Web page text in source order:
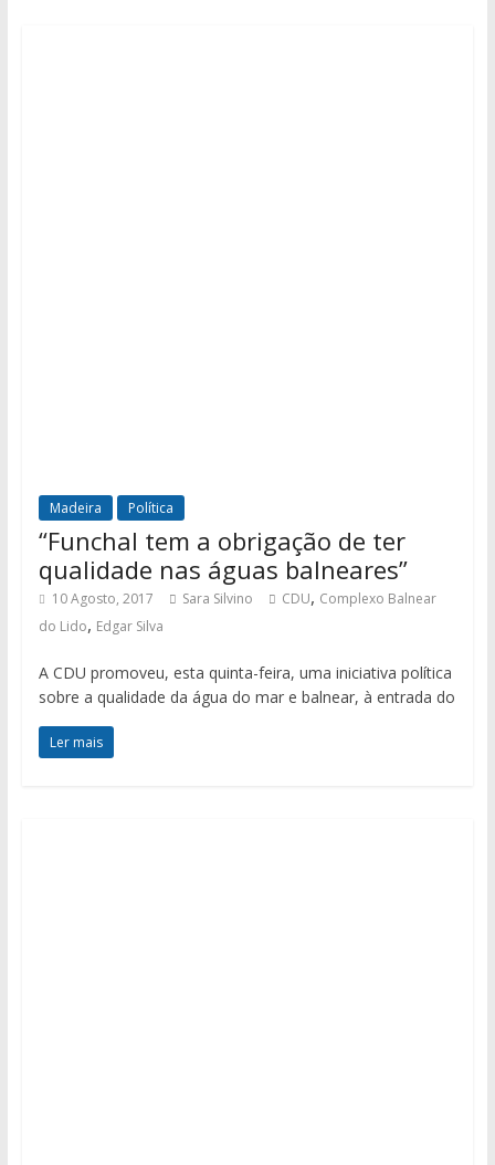
Madeira Política
“Funchal tem a obrigação de ter
qualidade nas águas balneares”
10 Agosto, 2017 Sara Silvino CDU, Complexo Balnear
do Lido, Edgar Silva
A CDU promoveu, esta quinta-feira, uma iniciativa política
sobre a qualidade da água do mar e balnear, à entrada do
Ler mais